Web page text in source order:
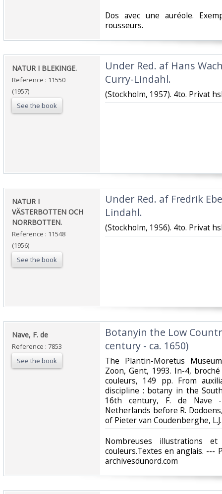
‎Dos avec une auréole.
rousseurs. ‎
‎NATUR I BLEKINGE.‎
Reference : 11550
(1957)
See the book
‎Under Red. af Hans
Curry-Lindahl.‎
‎(Stockholm, 1957). 4to. Privat
‎NATUR I
VÄSTERBOTTEN OCH
NORRBOTTEN.‎
Reference : 11548
(1956)
See the book
‎Under Red. af Fredrik
Lindahl.‎
‎(Stockholm, 1956). 4to. Privat
‎Nave, F. de‎
Reference : 7853
See the book
‎Botanyin the Low
century - ca. 1650)‎
‎The Plantin-Moretus
Zoon, Gent, 1993. In-4,
couleurs, 149 pp. From
discipline : botany in the
16th century, F. de Nave
Netherlands before R.
of Pieter van Coudenberghe,
‎Nombreuses illustrations
couleurs.Textes en anglais. ---
archivesdunord.com‎